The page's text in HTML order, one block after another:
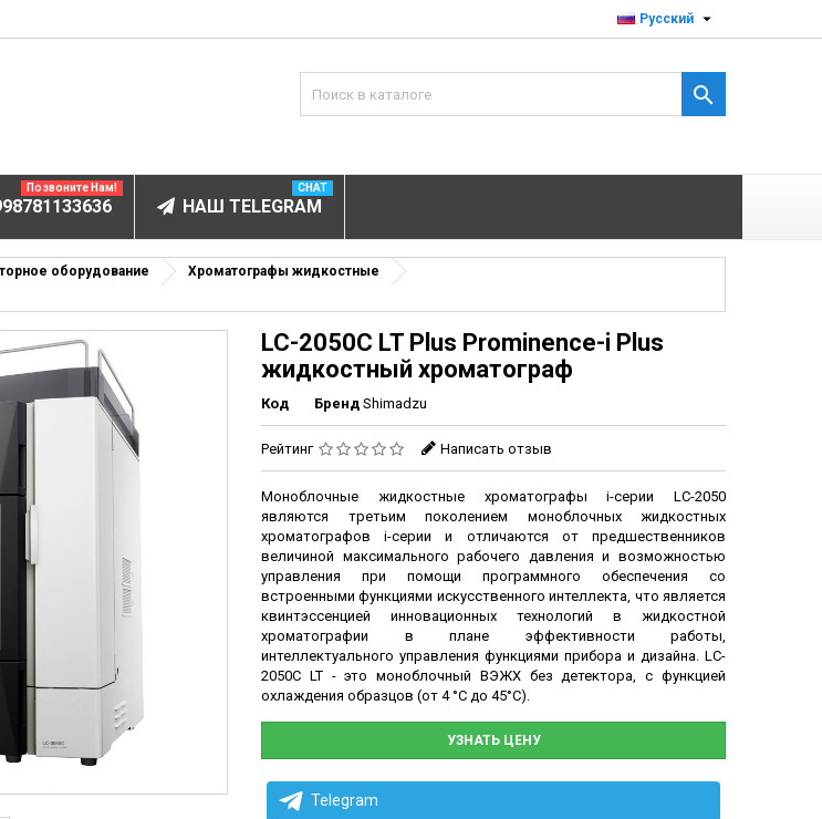
Русский 

(ИХЛА)
Позвоните Нам!
НАШ TELEGRAM
CHAT
оборудование
Хроматографы жидкостные
LC-2050C LT Plus Prominence-i Plus
жидкостный хроматограф
Код Бренд Shimadzu
Рейтинг Написать отзыв
Моноблочные жидкостные хроматографы i-серии LC-2050
являются третьим поколением моноблочных жидкостных
хроматографов i-серии и отличаются от предшественников
величиной максимального рабочего давления и возможностью
управления при помощи программного обеспечения со
встроенными функциями искусственного интеллекта, что является
квинтэссенцией инновационных технологий в жидкостной
хроматографии в плане эффективности работы,
интеллектуального управления функциями прибора и дизайна. LC-
2050С LT - это моноблочный ВЭЖХ без детектора, с функцией
охлаждения образцов (от 4 °C до 45°C).
УЗНАТЬ ЦЕНУ
Telegram